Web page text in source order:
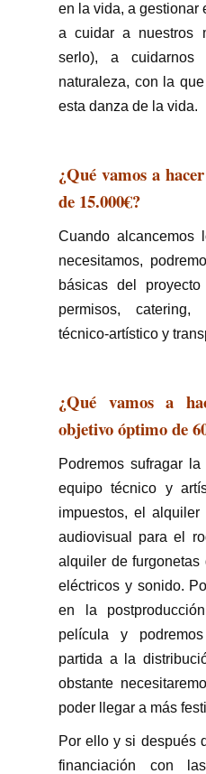
en la vida, a gestionar
a cuidar a nuestros
serlo), a
naturaleza, con la
esta danza de la vida.
¿Qué vamos a
de 15.000€?
Cuando alcancemos
necesitamos,
básicas del
permisos,
técnico-artístico y
¿Qué vamos a
objetivo óptimo de
Podremos sufragar
equipo técnico y
impuestos, el alquiler
audiovisual para el
alquiler de furgonetas
eléctricos y sonido.
en la
película y
partida a la
obstante
poder llegar a más
Por ello y si después
financiación con